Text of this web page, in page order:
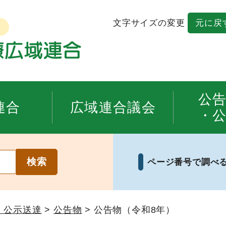
文字サイズの変更 元に戻
合 広域連合議会
公
・
ページ番号で調べ
公示送達 >公告物 > 公告物（令和8年）